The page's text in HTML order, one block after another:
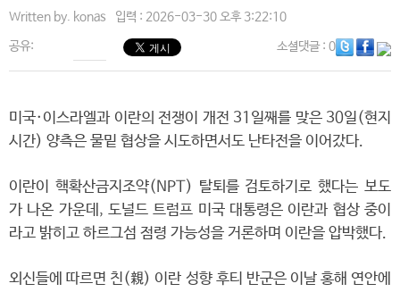
Written by. konas 입력 : 2026-03-30 오후 3:22:10
공유: 소셜댓글: 0
미국·이스라엘과 이란의 전쟁이 개전 31일째를 맞은 30일(현지
시간) 양측은 물밑 협상을 시도하면서도 난타전을 이어갔다.
이란이 핵확산금지조약(NPT) 탈퇴를 검토하기로 했다는 보도
가 나온 가운데, 도널드 트럼프 미국 대통령은 이란과 협상 중이
라고 밝히고 하르그섬 점령 가능성을 거론하며 이란을 압박했다.
외신들에 따르면 친(親) 이란 성향 후티 반군은 이날 홍해 연안에